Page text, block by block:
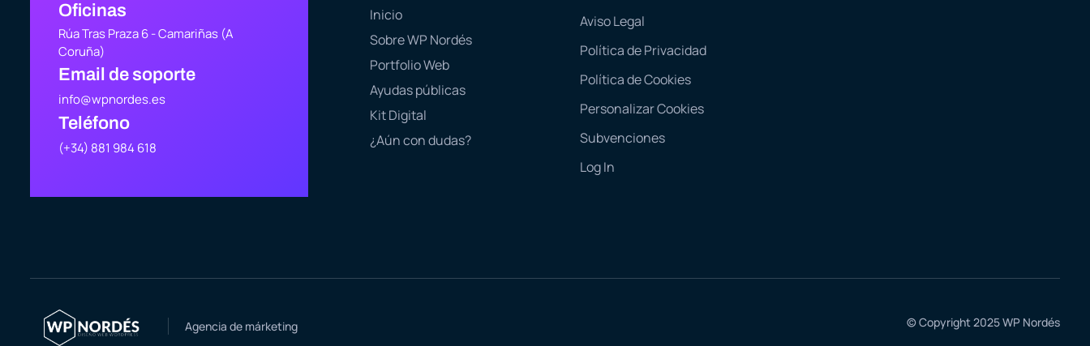
Oficinas
Rúa Tras Praza 6 - Camariñas (A
Coruña)
Email de soporte
info@wpnordes.es
Teléfono
(+34) 881 984 618
Inicio
Sobre WP Nordés
Portfolio Web
Ayudas públicas
Kit Digital
¿Aún con dudas?
Aviso Legal
Política de Privacidad
Política de Cookies
Personalizar Cookies
Subvenciones
Log In
Agencia de márketing © Copyright 2025 WP Nordés